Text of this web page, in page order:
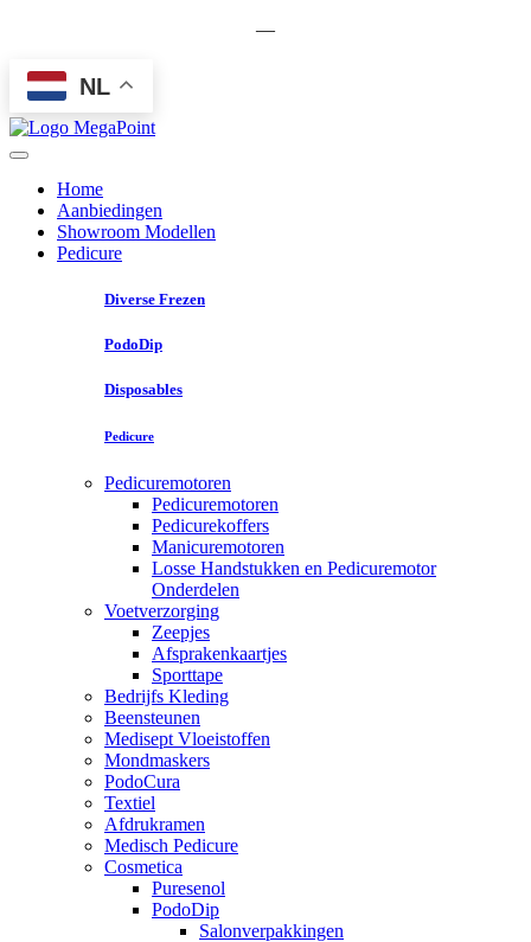
—
NL
Home
Aanbiedingen
Showroom Modellen
Pedicure
Diverse Frezen
PodoDip
Disposables
Pedicure
Pedicuremotoren
Pedicuremotoren
Pedicurekoffers
Manicuremotoren
Losse Handstukken en Pedicuremotor
Onderdelen
Voetverzorging
Zeepjes
Afsprakenkaartjes
Sporttape
Bedrijfs Kleding
Beensteunen
Medisept Vloeistoffen
Mondmaskers
PodoCura
Textiel
Afdrukramen
Medisch Pedicure
Cosmetica
Puresenol
PodoDip
Salonverpakkingen